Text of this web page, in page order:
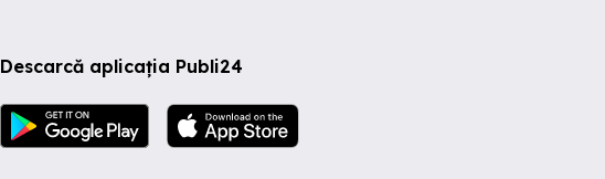
Descarcă aplicația Publi24